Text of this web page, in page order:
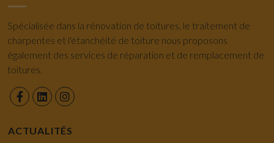
Spécialisée dans la rénovation de toitures, le traitement de
charpentes et l'étanchéité de toiture nous proposons
également des services de réparation et de remplacement de
toitures.
ACTUALITÉS